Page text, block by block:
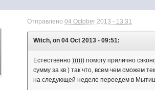
Отправлено04 October 2013 - 13:31
Witch, on 04 Oct 2013 - 09:51:
Естественно )))))) помогу прилично
сумму за кв ) так что, всем чем сможем
на следующей неделе переедем в